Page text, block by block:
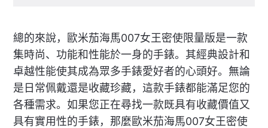
總的來說，歐米茄海馬007女王密使限量版是一款
集時尚、功能和性能於一身的手錶。其經典設計和
卓越性能使其成為眾多手錶愛好者的心頭好。無論
是日常佩戴還是收藏珍藏，這款手錶都能滿足您的
各種需求。如果您正在尋找一款既具有收藏價值又
具有實用性的手錶，那麼歐米茄海馬007女王密使